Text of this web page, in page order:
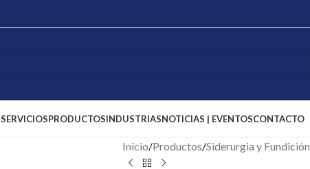
SERVICIOSPRODUCTOSINDUSTRIASNOTICIAS | EVENTOSCONTACTO
Inicio/Productos/Siderurgia y Fundición